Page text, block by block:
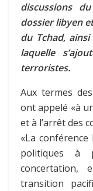
discussions
dossier libyen
du Tchad,
laquelle
terroristes.
Aux termes
ont appelé «à
et à l’arrêt des
«La
politiques à
concertation,
transition